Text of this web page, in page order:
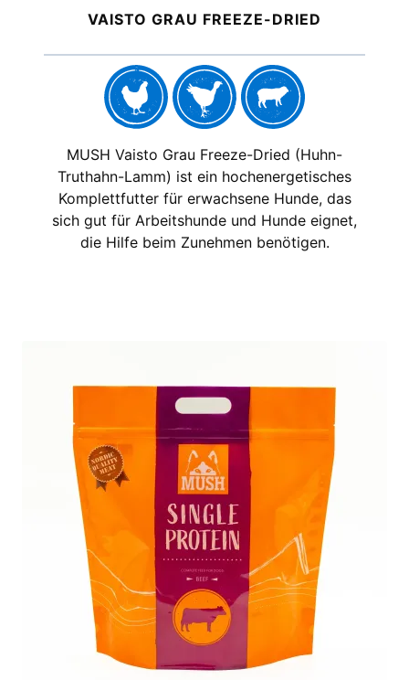
VAISTO GRAU FREEZE-DRIED
MUSH Vaisto Grau Freeze-Dried (Huhn-
Truthahn-Lamm) ist ein hochenergetisches
Komplettfutter für erwachsene Hunde, das
sich gut für Arbeitshunde und Hunde eignet,
die Hilfe beim Zunehmen benötigen.